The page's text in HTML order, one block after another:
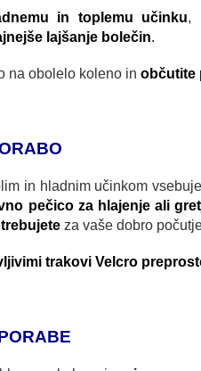
in toplemu učinku,
lajšanje bolečin.
na obolelo koleno in občutite
in hladnim učinkom
pečico za hlajenje ali
za vaše dobro
trakovi Velcro